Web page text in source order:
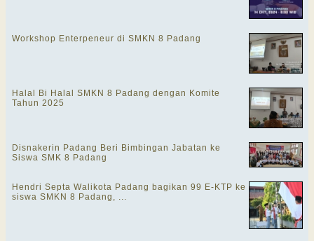
Workshop Enterpeneur di SMKN 8 Padang
Halal Bi Halal SMKN 8 Padang dengan Komite
Tahun 2025
Disnakerin Padang Beri Bimbingan Jabatan ke
Siswa SMK 8 Padang
Hendri Septa Walikota Padang bagikan 99 E-KTP ke
siswa SMKN 8 Padang, ...